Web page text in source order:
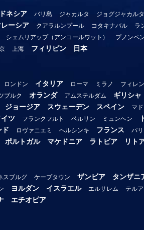
ネシア バリ島 ジャカルタ ジョグジャカルタ
レーシア クアラルンプール コタキナバル ラ
シェムリアップ（アンコールワット） プノンペ
上海 フィリピン 日本
ロンドン イタリア ローマ ミラノ フィレ
ブルク オランダ アムステルダム ギリシャ
ジョージア スウェーデン スペイン マ
イツ フランクフルト ベルリン ミュンヘン
ド ロヴァニエミ ヘルシンキ フランス パリ
ポルトガル マケドニア ラトビア リト
スブルグ ケープタウン ザンビア タンザニ
ヨルダン イスラエル エルサレム テル
エチオピア